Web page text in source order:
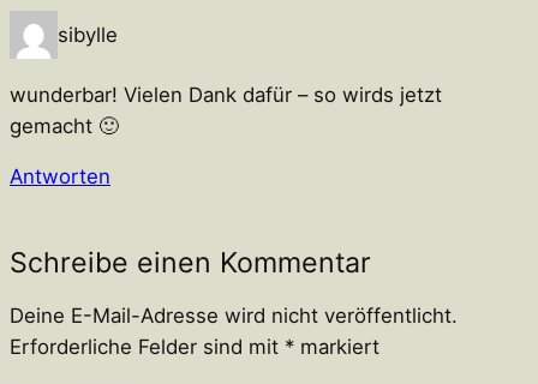
sibylle
wunderbar! Vielen Dank dafür – so wirds jetzt
gemacht 🙂
Antworten
Schreibe einen Kommentar
Deine E-Mail-Adresse wird nicht veröffentlicht.
Erforderliche Felder sind mit * markiert